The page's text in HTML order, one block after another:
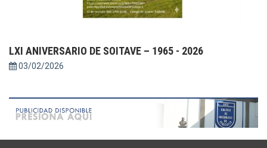
LXI ANIVERSARIO DE SOITAVE – 1965 - 2026
03/02/2026